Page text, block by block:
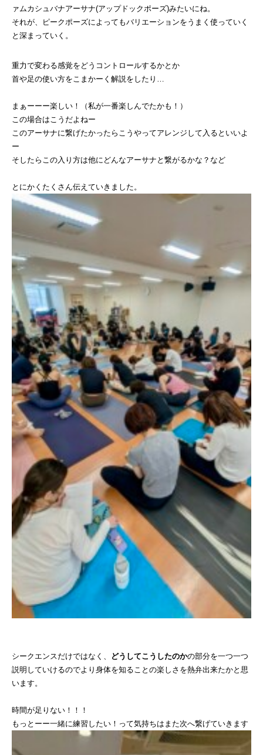
ァムカシュバナアーサナ(アップドックポーズ)みたいにね。
それが、ピークポーズによってもバリエーションをうまく使っていく
と深まっていく。
重力で変わる感覚をどうコントロールするかとか
首や足の使い方をこまかーく解説をしたり…
まぁーーー楽しい！（私が一番楽しんでたかも！）
⁡この場合はこうだよねー
このアーサナに繋げたかったらこうやってアレンジして入るといいよ
ー
そしたらこの入り方は他にどんなアーサナと繋がるかな？など
とにかくたくさん伝えていきました。
シークエンスだけではなく、 どうしてこうしたのかの部分を一つ一つ
説明していけるのでより身体を知ること⁡の楽しさを熱弁出来たかと思
います。
時間が足りない！！！
もっとーー一緒に練習したい！って気持ちはまた次へ繋げていきます